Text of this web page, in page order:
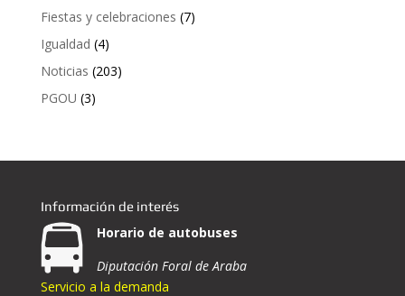
Fiestas y celebraciones (7)
Igualdad (4)
Noticias (203)
PGOU (3)
Información de interés
Horario de autobuses
Diputación Foral de Araba
Servicio a la demanda